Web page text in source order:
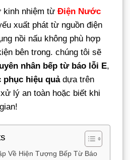
kinh nhiệm từ Điện Nước
xuất phát từ nguồn điện
nồi nấu không phù hợp
bên trong. chúng tôi sẽ
nhân bếp từ báo lỗi E,
phục hiệu quảdựa trên
lý an toàn hoặc biết khi
Về Hiện Tượng Bếp Từ Báo